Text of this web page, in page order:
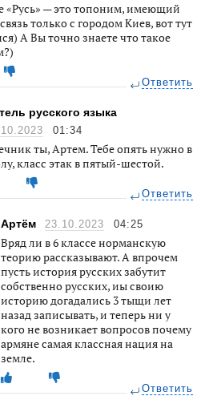
«Русь» — это топоним, имеющий
только с городом Киев, вот тут
А Вы точно знаете что такое
Ответить
русского языка
01:34
ты, Артем. Тебе опять нужно в
класс этак в пятый-шестой.
Ответить
Артём 23.10.2023 04:25
Вряд ли в 6 классе норманскую
теорию рассказывают. А впрочем
пусть история русских забутит
собственно русских, иы своию
историю догадались 3 тыщи лет
назад записывать, и теперь ни у
кого не возникает вопросов почему
армяне самая классная нация на
земле.
Ответить